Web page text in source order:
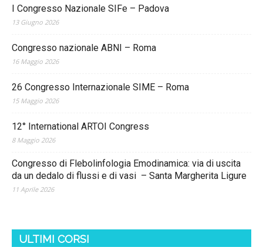
I Congresso Nazionale SIFe – Padova
13 Giugno 2026
Congresso nazionale ABNI – Roma
16 Maggio 2026
26 Congresso Internazionale SIME – Roma
15 Maggio 2026
12° International ARTOI Congress
8 Maggio 2026
Congresso di Flebolinfologia Emodinamica: via di uscita
da un dedalo di flussi e di vasi – Santa Margherita Ligure
11 Aprile 2026
ULTIMI CORSI